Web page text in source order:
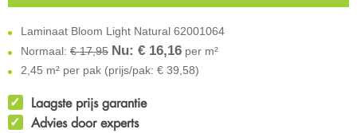
Laminaat Bloom Light Natural 62001064
Normaal: € 17,95 Nu: € 16,16 per m²
2,45 m² per pak (prijs/pak: € 39,58)
Laagste prijs garantie
Advies door experts